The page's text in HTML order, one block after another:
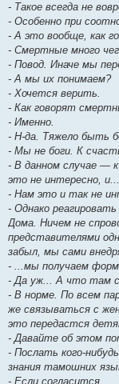
- Такое всегда не
- Особенно при
- А это вообще, как
- Смертные много
- Повод. Иначе мы
- А мы их понимаем?
- Хочется верить.
- Как говорят
- Именно.
- Н-да. Тяжело быть
- Мы не боги. К
- В данном случае —
это не интересно, и...
- Нам это и так не
- Однако
Дома. Ничем не
представителями
забыл, мы сами
- ...мы получаем
- Да уж... А что там
- В норме. По всем
же связываться с
это передастся
- Давайте об этом
- Послать кого-
знания тамошних
- Если согласится.